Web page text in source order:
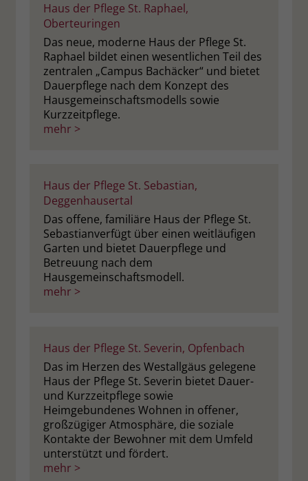
Haus der Pflege St. Raphael,
Oberteuringen
Das neue, moderne Haus der Pflege St.
Raphael bildet einen wesentlichen Teil des
zentralen „Campus Bachäcker“ und bietet
Dauerpflege nach dem Konzept des
Hausgemeinschaftsmodells sowie
Kurzzeitpflege.
mehr >
Haus der Pflege St. Sebastian,
Deggenhausertal
Das offene, familiäre Haus der Pflege St.
Sebastianverfügt über einen weitläufigen
Garten und bietet Dauerpflege und
Betreuung nach dem
Hausgemeinschaftsmodell.
mehr >
Haus der Pflege St. Severin, Opfenbach
Das im Herzen des Westallgäus gelegene
Haus der Pflege St. Severin bietet Dauer-
und Kurzzeitpflege sowie
Heimgebundenes Wohnen in offener,
großzügiger Atmosphäre, die soziale
Kontakte der Bewohner mit dem Umfeld
unterstützt und fördert.
mehr >